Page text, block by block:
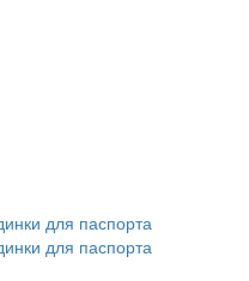
для паспорта
для паспорта